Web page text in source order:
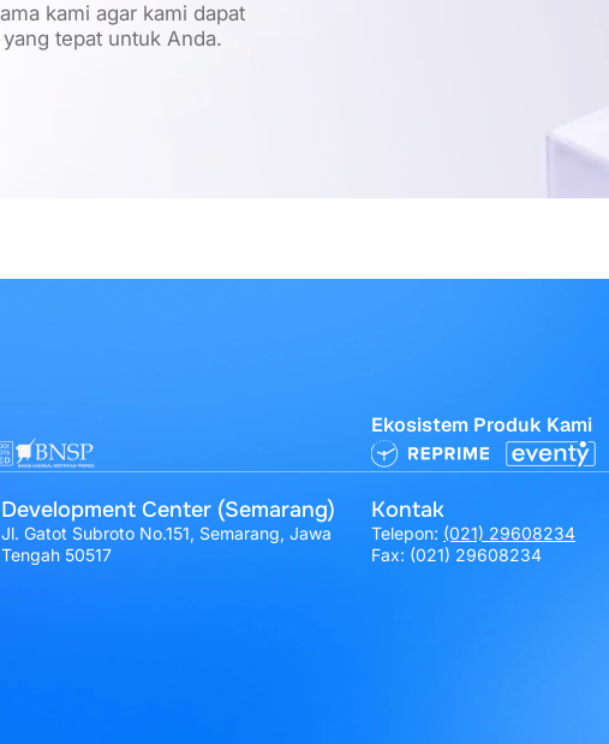
kami agar kami dapat
tepat untuk Anda.
Ekosistem Produk Kami
Development Center (Semarang)
Jl. Gatot Subroto No.151, Semarang, Jawa
Tengah 50517
Kontak
Telepon: (021) 29608234
Fax: (021) 29608234